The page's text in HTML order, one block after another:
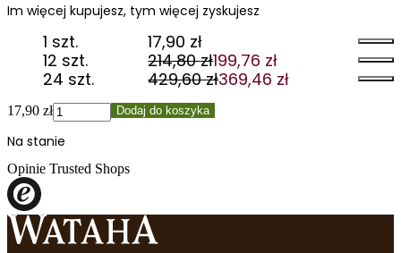
Im więcej kupujesz, tym więcej zyskujesz
1 szt. 17,90 zł
12 szt.
214,80zł
Pierwotna
cena
wynosiła:
214,80 zł.
199,76 zł
Aktualna
cena
wynosi:
199,76 zł.
24 szt. 429,60zł
Pierwotna
cena
wynosiła:
369,46 zł
Aktualna
cena
wynosi:
17,90 złilość
Wataha
Hunt
Protein
Bażant
z
Dodaj do koszyka
Na stanie
Opinie Trusted Shops